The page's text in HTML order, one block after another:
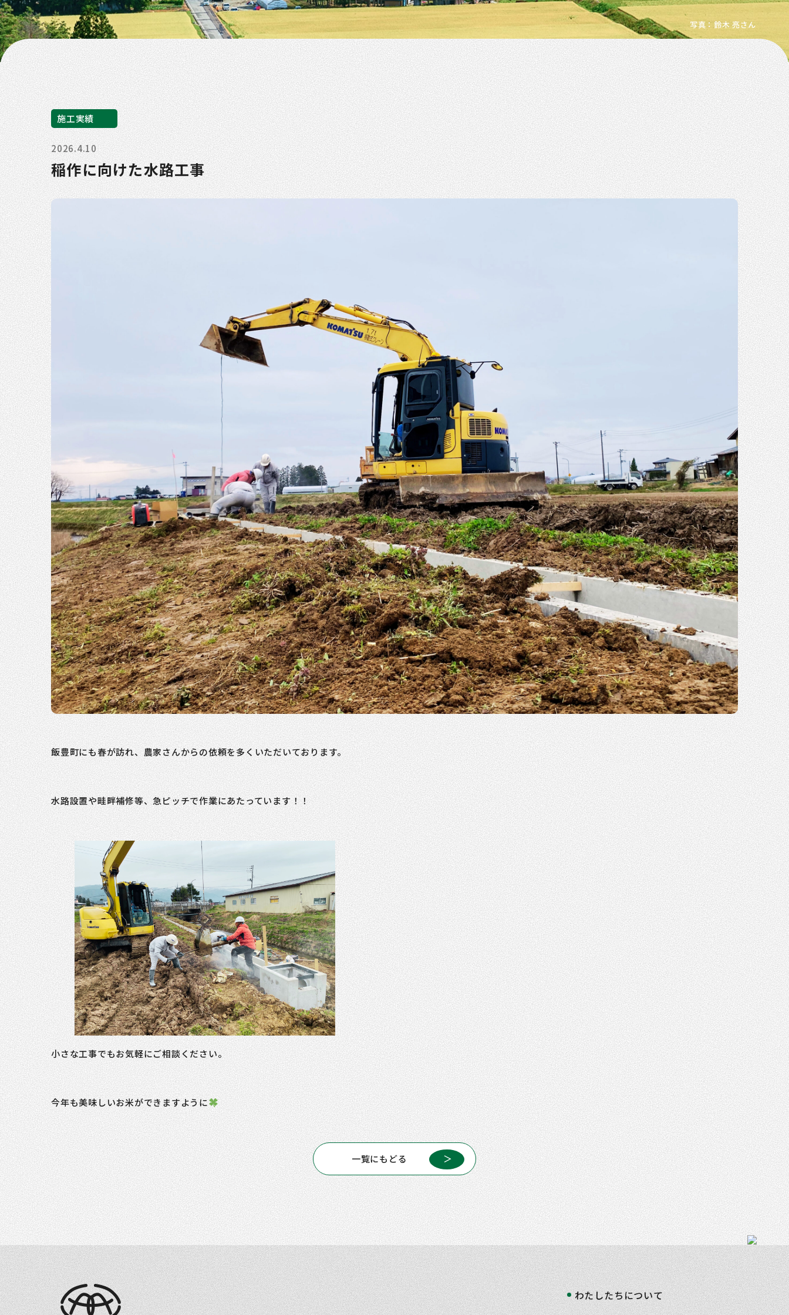
写真：鈴木 亮さん
施工実績
2026.4.10
稲作に向けた水路工事
飯豊町にも春が訪れ、農家さんからの依頼を多くいただいております。
水路設置や畦畔補修等、急ピッチで作業にあたっています！！
小さな工事でもお気軽にご相談ください。
今年も美味しいお米ができますように
一覧にもどる
わたしたちについて